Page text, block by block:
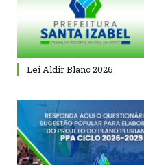
Lei Aldir Blanc 2026